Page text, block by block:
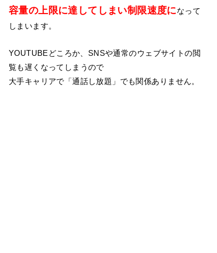
容量の上限に達してしまい制限速度になって
しまいます。
YOUTUBEどころか、SNSや通常のウェブサイトの閲
覧も遅くなってしまうので
大手キャリアで「通話し放題」でも関係ありません。